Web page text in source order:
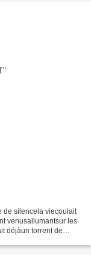
de silencela viecoulait
venusallumantsur les
déjàun torrent de